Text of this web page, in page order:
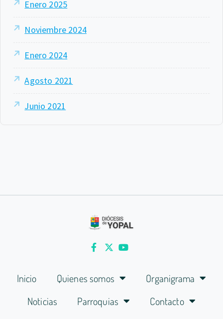
Enero 2025
Noviembre 2024
Enero 2024
Agosto 2021
Junio 2021
Inicio Quienes somos
Organigrama
Noticias
Parroquias
Contacto